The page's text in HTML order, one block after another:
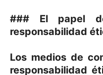
### El papel
responsabilidad
Los medios de
responsabilidad